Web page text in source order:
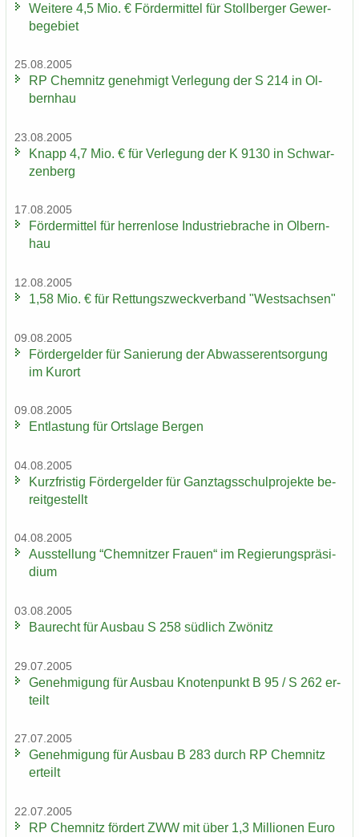
Wei­te­re 4,5 Mio. € För­der­mit­tel für Stoll­ber­ger Ge­wer­
be­ge­biet
25.08.2005
RP Chem­nitz ge­neh­migt Ver­le­gung der S 214 in Ol­
bern­hau
23.08.2005
Knapp 4,7 Mio. € für Ver­le­gung der K 9130 in Schwar­
zen­berg
17.08.2005
För­der­mit­tel für her­ren­lo­se In­dus­trie­bra­che in Ol­bern­
hau
12.08.2005
1,58 Mio. € für Ret­tungs­zweck­ver­band "West­sach­sen"
09.08.2005
För­der­gel­der für Sa­nie­rung der Ab­was­ser­ent­sor­gung
im Kur­ort
09.08.2005
Ent­las­tung für Orts­la­ge Ber­gen
04.08.2005
Kurz­fris­tig För­der­gel­der für Ganz­tags­schul­pro­jek­te be­
reit­ge­stellt
04.08.2005
Aus­stel­lung “Chem­nit­zer Frau­en“ im Re­gie­rungs­prä­si­
di­um
03.08.2005
Bau­recht für Aus­bau S 258 süd­lich Zwö­nitz
29.07.2005
Ge­neh­mi­gung für Aus­bau Kno­ten­punkt B 95 / S 262 er­
teilt
27.07.2005
Ge­neh­mi­gung für Aus­bau B 283 durch RP Chem­nitz
er­teilt
22.07.2005
RP Chem­nitz för­dert ZWW mit über 1,3 Mil­lio­nen Euro